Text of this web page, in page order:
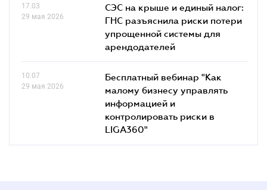
17.03
29 мая 2026
СЭС на крыше и единый налог:
ГНС разъяснила риски потери
упрощенной системы для
арендодателей
10.07
29 мая 2026
Бесплатный вебинар "Как
малому бизнесу управлять
информацией и
контролировать риски в
LIGA360"